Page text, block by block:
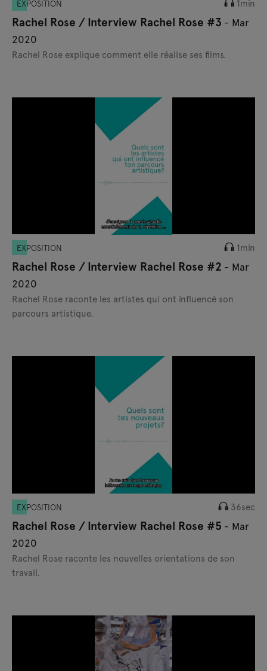
EXPOSITION
Rachel Rose / Interview Rachel Rose #3 - Mar
2020
Rachel Rose explique comment elle réalise ses films.
EXPOSITION 1min
Rachel Rose / Interview Rachel Rose #2 - Mar
2020
Rachel Rose raconte les artistes qui ont influencé son
parcours artistique.
EXPOSITION 36sec
Rachel Rose / Interview Rachel Rose #5 - Mar
2020
Rachel Rose raconte les nouvelles orientations de son
travail.